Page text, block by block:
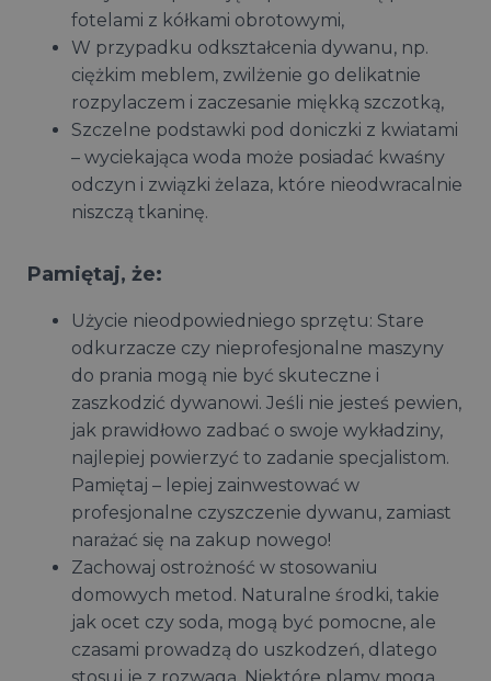
fotelami z kółkami obrotowymi,
W przypadku odkształcenia dywanu, np.
ciężkim meblem, zwilżenie go delikatnie
rozpylaczem i zaczesanie miękką szczotką,
Szczelne podstawki pod doniczki z kwiatami
– wyciekająca woda może posiadać kwaśny
odczyn i związki żelaza, które nieodwracalnie
niszczą tkaninę.
Pamiętaj, że:
Użycie nieodpowiedniego sprzętu: Stare
odkurzacze czy nieprofesjonalne maszyny
do prania mogą nie być skuteczne i
zaszkodzić dywanowi. Jeśli nie jesteś pewien,
jak prawidłowo zadbać o swoje wykładziny,
najlepiej powierzyć to zadanie specjalistom.
Pamiętaj – lepiej zainwestować w
profesjonalne czyszczenie dywanu, zamiast
narażać się na zakup nowego!
Zachowaj ostrożność w stosowaniu
domowych metod. Naturalne środki, takie
jak ocet czy soda, mogą być pomocne, ale
czasami prowadzą do uszkodzeń, dlatego